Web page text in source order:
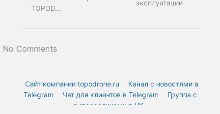
TOPOD...
эксплуатации
No Comments
Сайт компании topodrone.ru
Канал с новостями в
Telegram
Чат для клиентов в Telegram
Группа с
видеороликами в VK